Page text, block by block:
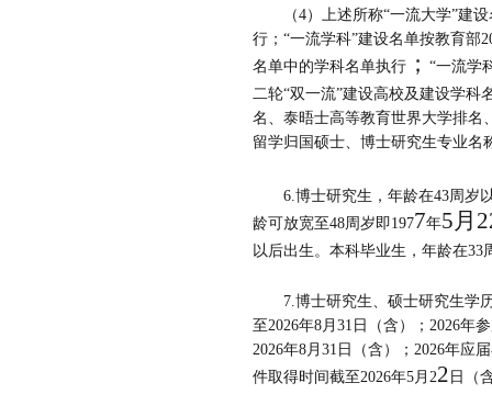
（4）上述所称“一流大学”建设
行； “一流学科”建设名单按教育部
名单中的学科名单执行 ； “一流学
二轮“双一流”建设高校及建设学科
名、泰晤士高等教育世界大学排名
留学归国硕士、博士研究生专业名
6.博士研究生，年龄在43周岁
龄可放宽至48周岁即1977年5月
以后出生。 本科毕业生，年龄在33
7.博士研究生、硕士研究生学
至2026年8月 31 日（含）； 2026年
2026年8月 31 日（含）； 2026年应
件取得时间截至2026年5月 22 日（